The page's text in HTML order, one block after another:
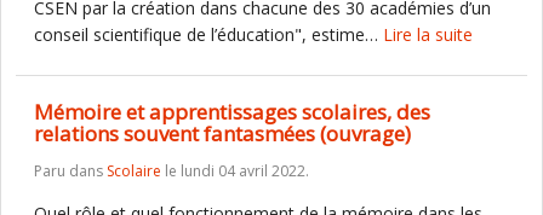
CSEN par la création dans chacune des 30 académies d’un
conseil scientifique de l’éducation", estime… Lire la suite
Mémoire et apprentissages scolaires, des
relations souvent fantasmées (ouvrage)
Paru dans Scolaire le lundi 04 avril 2022.